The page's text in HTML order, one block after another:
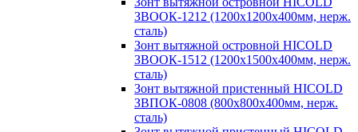
ЗВООК-1212 (1200x1200x400мм, нерж.
сталь)
Зонт вытяжной островной HICOLD
ЗВООК-1512 (1200х1500х400мм, нерж.
сталь)
Зонт вытяжной пристенный HICOLD
ЗВПОК-0808 (800х800х400мм, нерж.
сталь)